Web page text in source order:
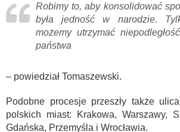
Robimy to, aby konsolidować
była jedność w narodzie.
możemy utrzymać
państwa
– powiedział Tomaszewski.
Podobne procesje przeszły także
polskich miast: Krakowa, Warszawy,
Gdańska, Przemyśla i Wrocławia.